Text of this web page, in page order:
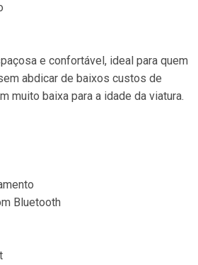
e confortável, ideal para quem
abdicar de baixos custos de
muito baixa para a idade da viatura.
Bluetooth